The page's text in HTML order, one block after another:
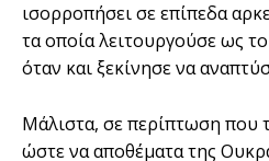
ισορροπήσει σε επίπεδα
τα οποία λειτουργούσε ως
όταν και ξεκίνησε να
Μάλιστα, σε περίπτωση που
ώστε να αποθέματα της